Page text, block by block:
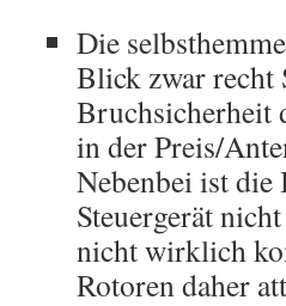
Die
Blick zwar recht
Bruchsicherheit
in der Preis/
Nebenbei ist die
Steuergerät
nicht wirklich
Rotoren daher